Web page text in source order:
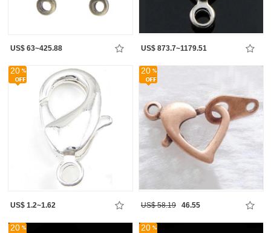
US$ 63~425.88 US$ 873.7~1179.51
20
US$ 1.2~1.62
20
US$ 58.19 46.55
20 20